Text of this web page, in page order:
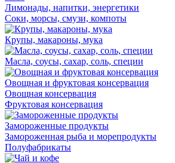
Лимонады, напитки, энергетики
Соки, морсы, смузи, компоты
Крупы, макароны, мука
Масла, соусы, сахар, соль, специи
Овощная и фруктовая консервация
Овощная консервация
Фруктовая консервация
Замороженные продукты
Замороженная рыба и морепродукты
Полуфабрикаты